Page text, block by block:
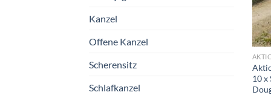
Kanzel
Offene Kanzel
Scherensitz
Schlafkanzel
10 x